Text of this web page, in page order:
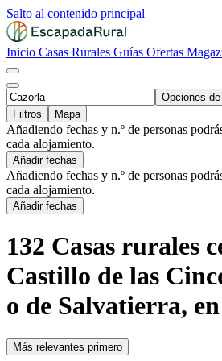
Salto al contenido principal
Inicio Casas Rurales Guías Ofertas
Opciones
Filtros
Mapa
Añadiendo fechas y n.º de personas
cada alojamiento.
Añadir fechas
Añadiendo fechas y n.º de personas
cada alojamiento.
Añadir fechas
132 Casas rurales
Castillo de las
o de Salvatierra,
Más relevantes primero